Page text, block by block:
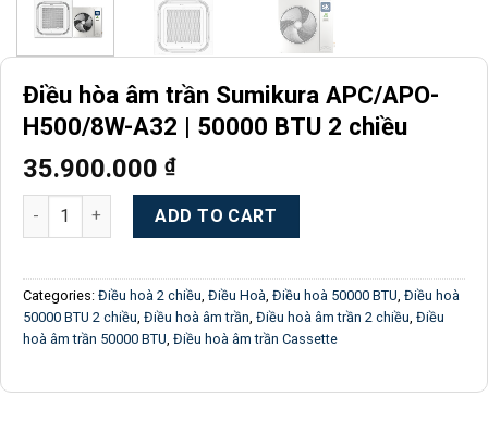
Điều hòa âm trần Sumikura APC/APO-
H500/8W-A32 | 50000 BTU 2 chiều
35.900.000 ₫
Điều hòa âm trần Sumikura APC/APO-H500/8W-A32 | 50000
ADD TO CART
Categories: Điều hoà 2 chiều Điều Hoà Điều hoà 50000 BTU Điều hoà
50000 BTU 2 chiều Điều hoà âm trần Điều hoà âm trần 2 chiều Điều
hoà âm trần 50000 BTU Điều hoà âm trần Cassette